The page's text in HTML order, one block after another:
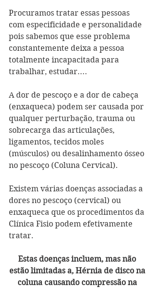
Procuramos tratar essas pessoas
com especificidade e personalidade
pois sabemos que esse problema
constantemente deixa a pessoa
totalmente incapacitada para
trabalhar, estudar....
A dor de pescoço e a dor de cabeça
(enxaqueca) podem ser causada por
qualquer perturbação, trauma ou
sobrecarga das articulações,
ligamentos, tecidos moles
(músculos) ou desalinhamento ósseo
no pescoço (Coluna Cervical).
Existem várias doenças associadas a
dores no pescoço (cervical) ou
enxaqueca que os procedimentos da
Clínica Fisio podem efetivamente
tratar.
Estas doenças incluem, mas não
estão limitadas a, Hérnia de disco na
coluna causando compressão na